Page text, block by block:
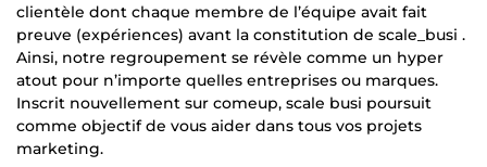
clientèle dont chaque membre de l’équipe avait fait
preuve (expériences) avant la constitution de scale_busi .
Ainsi, notre regroupement se révèle comme un hyper
atout pour n’importe quelles entreprises ou marques.
Inscrit nouvellement sur comeup, scale busi poursuit
comme objectif de vous aider dans tous vos projets
marketing.